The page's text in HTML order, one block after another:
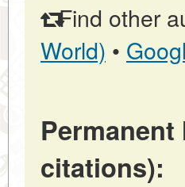
Find other
World) •
citations):